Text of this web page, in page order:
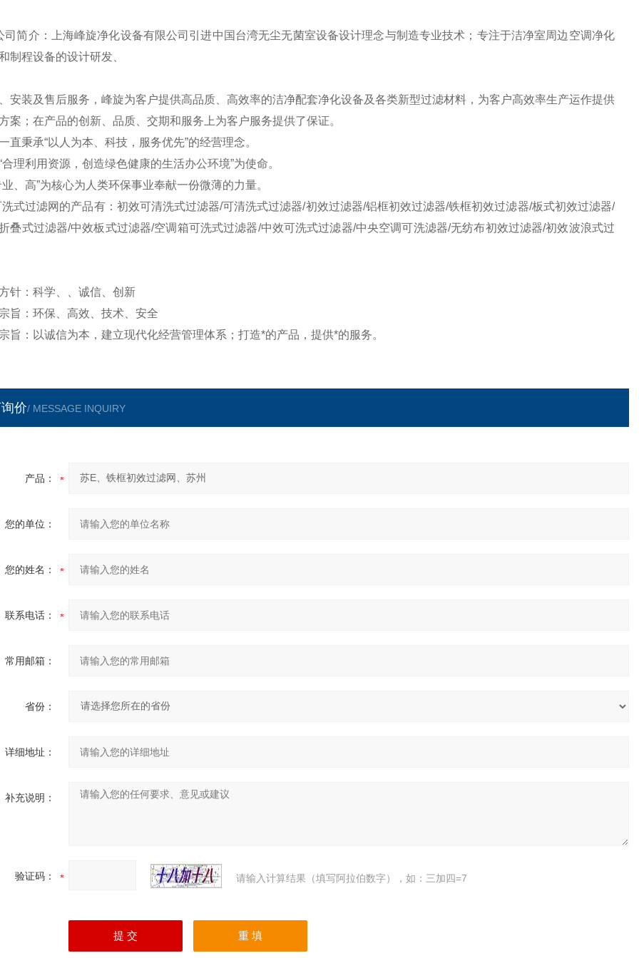
司简介：上海峰旋净化设备有限公司引进中国台湾无尘无菌室设备设计理念与制造专业技术；专注于洁净室周边空调净化
制程设备的设计研发、
安装及售后服务，峰旋为客户提供高品质、高效率的洁净配套净化设备及各类新型过滤材料，为客户高效率生产运作提供
案；在产品的创新、品质、交期和服务上为客户服务提供了保证。
直秉承“以人为本、科技，服务优先”的经营理念。
合理利用资源，创造绿色健康的生活办公环境”为使命。
业、高”为核心为人类环保事业奉献一份微薄的力量。
式过滤网的产品有：初效可清洗式过滤器/可清洗式过滤器/初效过滤器/铝框初效过滤器/铁框初效过滤器/板式初效过滤器/
叠式过滤器/中效板式过滤器/空调箱可洗式过滤器/中效可洗式过滤器/中央空调可洗滤器/无纺布初效过滤器/初效波浪式过
针：科学、、诚信、创新
旨：环保、高效、技术、安全
旨：以诚信为本，建立现代化经营管理体系；打造*的产品，提供*的服务。
价/ MESSAGE INQUIRY
产品：
您的单位：
您的姓名：
联系电话：
常用邮箱：
省份：
详细地址：
补充说明：
验证码： 请输入计算结果（填写阿拉伯数字），如：三加四=7